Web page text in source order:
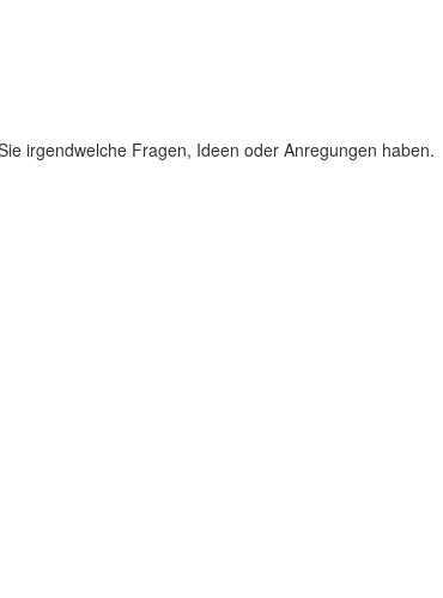
irgendwelche Fragen, Ideen oder Anregungen haben.